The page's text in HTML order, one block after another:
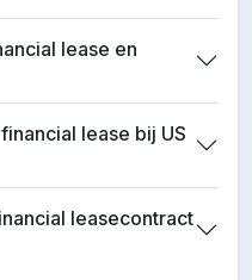
lease en
lease bij US
leasecontract